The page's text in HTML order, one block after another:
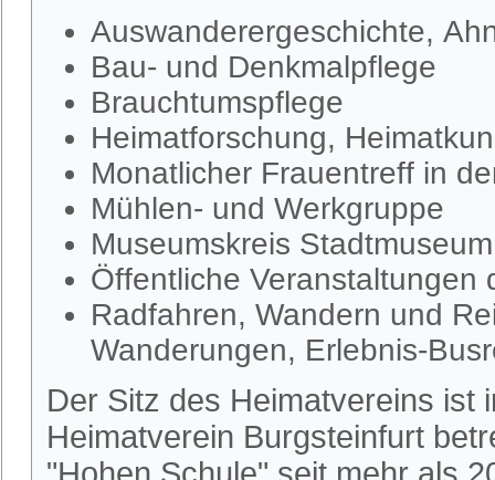
Auswanderergeschichte,
Bau- und Denkmalpflege
Brauchtumspflege
Heimatforschung,
Monatlicher Frauentreff in
Mühlen- und Werkgruppe
Museumskreis
Öffentliche Veranstaltungen
Radfahren, Wandern und
Wanderungen, Erlebnis-
Der Sitz des Heimatvereins ist
Heimatverein Burgsteinfurt
"Hohen Schule" seit mehr als